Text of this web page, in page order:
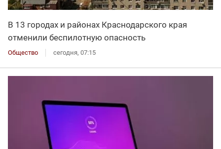
В 13 городах и районах Краснодарского края
отменили беспилотную опасность
Общество сегодня, 07:15